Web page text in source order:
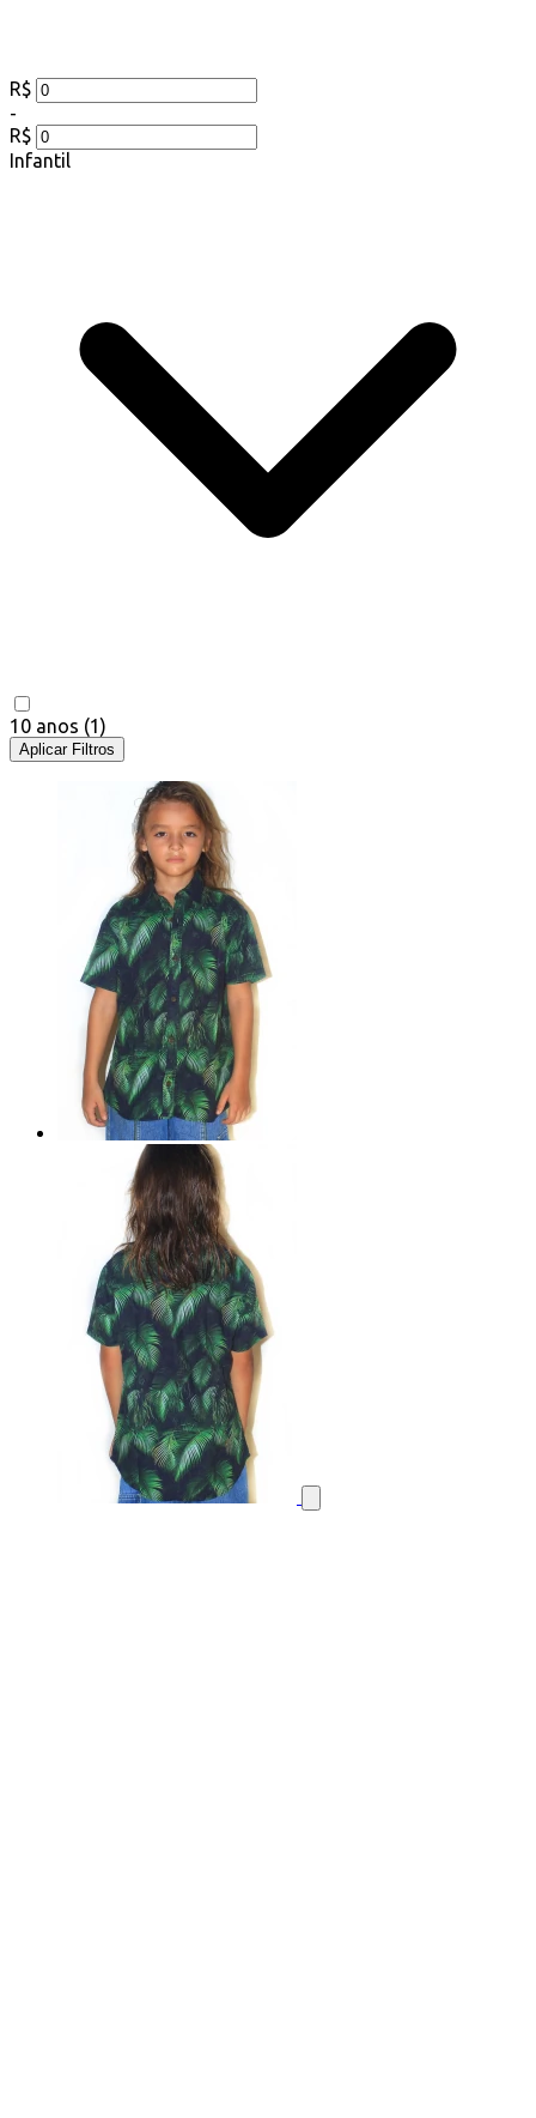
R$
-
R$
Infantil
10 anos (1)
Aplicar Filtros